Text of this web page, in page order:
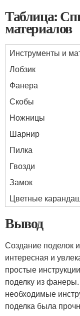
Таблица:
материалов
Инструменты и
Лобзик
Фанера
Скобы
Ножницы
Шарнир
Пилка
Гвозди
Замок
Цветные
Вывод
Создание поделок
интересная и
простые
поделку из
необходимые
поделка была